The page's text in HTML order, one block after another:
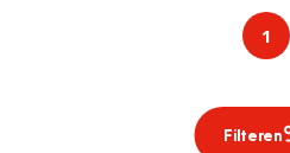
1
Filteren